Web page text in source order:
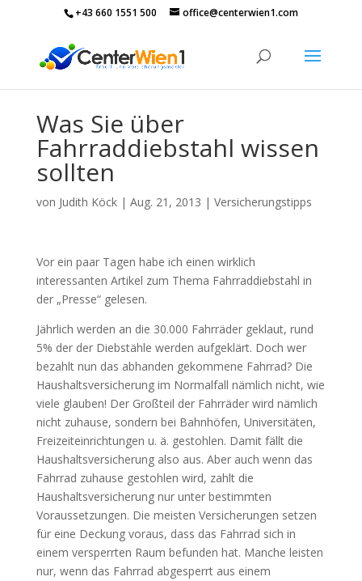
+43 660 1551 500 office@centerwien1.com
Was Sie über
Fahrraddiebstahl wissen
sollten
von Judith Köck| Aug. 21, 2013 | Versicherungstipps
Vor ein paar Tagen habe ich einen wirklich
interessanten Artikel zum Thema Fahrraddiebstahl in
der „Presse“ gelesen.
Jährlich werden an die 30.000 Fahrräder geklaut, rund
5% der der Diebstähle werden aufgeklärt. Doch wer
bezahlt nun das abhanden gekommene Fahrrad? Die
Haushaltsversicherung im Normalfall nämlich nicht, wie
viele glauben! Der Großteil der Fahrräder wird nämlich
nicht zuhause, sondern bei Bahnhöfen, Universitäten,
Freizeiteinrichtungen u. ä. gestohlen. Damit fällt die
Haushaltsversicherung also aus. Aber auch wenn das
Fahrrad zuhause gestohlen wird, zahlt die
Haushaltsversicherung nur unter bestimmten
Voraussetzungen. Die meisten Versicherungen setzen
für eine Deckung voraus, dass das Fahrrad sich in
einem versperrten Raum befunden hat. Manche leisten
nur, wenn das Fahrrad abgesperrt aus einem